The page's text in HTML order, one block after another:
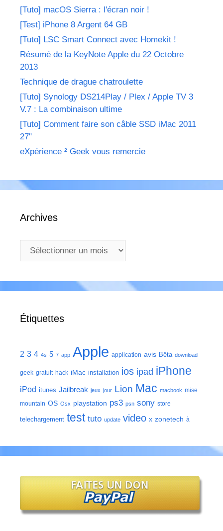
[Tuto] macOS Sierra : l'écran noir !
[Test] iPhone 8 Argent 64 GB
[Tuto] LSC Smart Connect avec Homekit !
Résumé de la KeyNote Apple du 22 Octobre
2013
Technique de drague chatroulette
[Tuto] Synology DS214Play / Plex / Apple TV 3
V.7 : La combinaison ultime
[Tuto] Comment faire son câble SSD iMac 2011
27"
eXpérience ² Geek vous remercie
Archives
Archives
Étiquettes
2 3 4 4s 5 7 app Apple application avis Bêta download
geek gratuit hack iMac installation ios ipad iPhone
iPod itunes Jailbreak jeux jour Lion Mac macbook mise
mountain OS Osx playstation ps3 psn sony store
telechargement test tuto update video x zonetech à